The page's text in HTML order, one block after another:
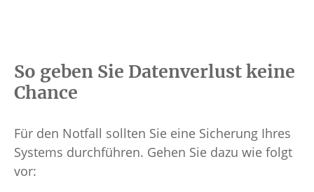
So geben Sie Datenverlust keine
Chance
Für den Notfall sollten Sie eine Sicherung Ihres
Systems durchführen. Gehen Sie dazu wie folgt
vor: